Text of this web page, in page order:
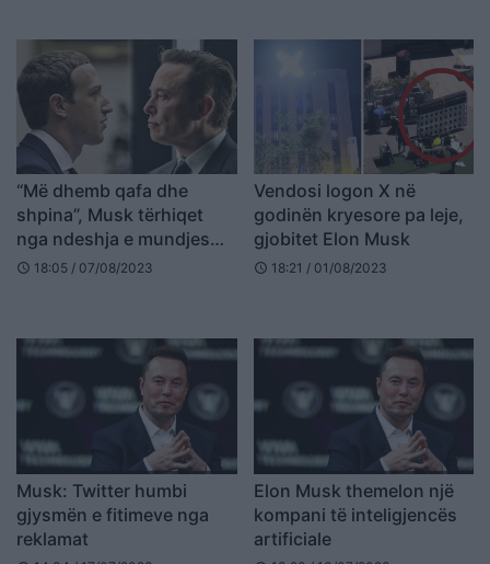
“Më dhemb qafa dhe
shpina”, Musk tërhiqet
nga ndeshja e mundjes
me Zuckerberg
schedule 18:05 / 07/08/2023
Vendosi logon X në
godinën kryesore pa leje,
gjobitet Elon Musk
schedule 18:21 / 01/08/2023
Musk: Twitter humbi
gjysmën e fitimeve nga
reklamat
Elon Musk themelon një
kompani të inteligjencës
artificiale